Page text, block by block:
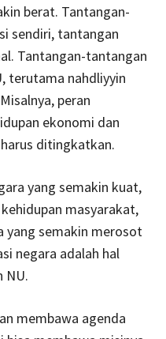
berat. Tantangan-
sendiri, tantangan
Tantangan-tantangan
terutama nahdliyyin
peran
ekonomi dan
ditingkatkan.
yang semakin kuat,
masyarakat,
yang semakin merosot
negara adalah hal
NU.
membawa agenda